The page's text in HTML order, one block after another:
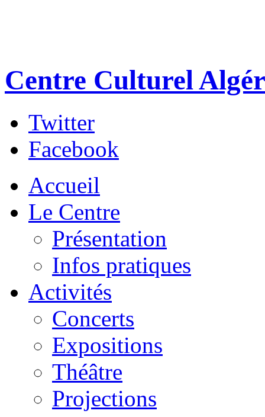
Centre Culturel
Twitter
Facebook
Accueil
Le Centre
Présentation
Infos pratiques
Activités
Concerts
Expositions
Théâtre
Projections